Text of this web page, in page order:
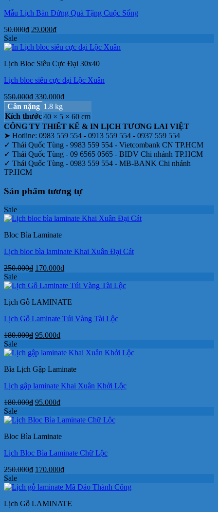
Mẫu Lịch Bàn Đứng Quà Tặng Cuộc Sống
50.000₫ Giá
là:
29.000₫Giá
tại
29.000₫.
Sale
Lịch Bloc Siêu Cực Đại 30x40
Lịch bloc siêu cực đại Lộc Xuân
550.000₫ Giá
gốc
là:
550.000₫.
330.000₫Giá
tại
là:
330.000₫.
Cân nặng 1.8 kg
Kích thước40 × 5 × 60 cm
CÔNG TY THIẾT KẾ & IN LỊCH TƯƠNG LAI VIỆT
➤ Hotline: 0983 559 554 - 0913 559 554 - 0937 559 554
✓ Thái Quốc Tùng - 9983 559 554 - Vietcombank CN TP.HCM
✓ Thái Quốc Tùng - 09 6565 0565 - BIDV Chi nhánh TP.HCM
✓ Thái Quốc Tùng - 0983 559 554 - MB-BANK Chi nhánh
TP.HCM
Sản phẩm tương tự
Sale
Bloc Bìa Laminate
Lịch bloc bìa laminate Khai Xuân Đại Cát
250.000₫ Giá
là:
170.000₫Giá
tại
170.000₫.
Sale
Lịch Gỗ LAMINATE
Lịch Gỗ Laminate Túi Vàng Tài Lộc
180.000₫ Giá
là:
95.000₫Giá
tại
95.000₫.
Sale
Bìa Lịch Gập Laminate
Lịch gập laminate Khai Xuân Khởi Lộc
180.000₫ Giá
là:
95.000₫Giá
tại
95.000₫.
Sale
Bloc Bìa Laminate
Lịch Bloc Bìa Laminate Chữ Lộc
250.000₫ Giá
là:
170.000₫Giá
tại
170.000₫.
Sale
Lịch Gỗ LAMINATE